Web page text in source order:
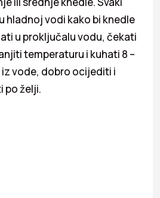
hladnoj vodi kako bi knedle
u proključalu vodu, čekati
temperaturu i kuhati 8 –
vode, dobro ocijediti i
po želji.